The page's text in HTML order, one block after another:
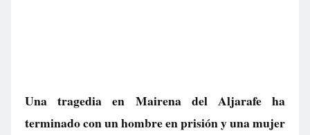
Una tragedia en Mairena del Aljarafe ha
terminado con un hombre en prisión y una mujer